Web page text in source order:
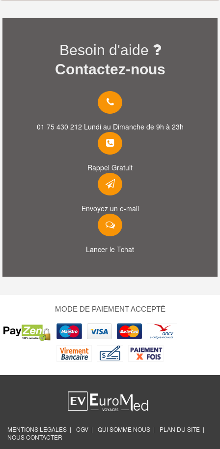
Besoin d'aide
Contactez-nous
01 75 430 212 Lundi au Dimanche de 9h à 23h
Rappel Gratuit
Envoyez un e-mail
Lancer le Tchat
MODE DE PAIEMENT ACCEPTÉ
MENTIONS LEGALES | CGV | QUI SOMME NOUS |
PLAN DU SITE |
NOUS CONTACTER